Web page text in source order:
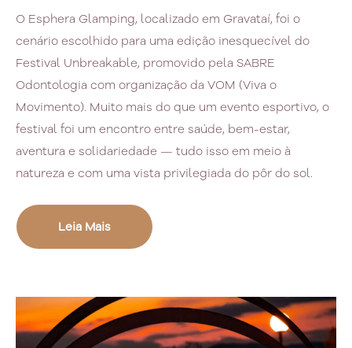
O Esphera Glamping, localizado em Gravataí, foi o
cenário escolhido para uma edição inesquecível do
Festival Unbreakable, promovido pela SABRE
Odontologia com organização da VOM (Viva o
Movimento). Muito mais do que um evento esportivo, o
festival foi um encontro entre saúde, bem-estar,
aventura e solidariedade — tudo isso em meio à
natureza e com uma vista privilegiada do pôr do sol.
Leia Mais